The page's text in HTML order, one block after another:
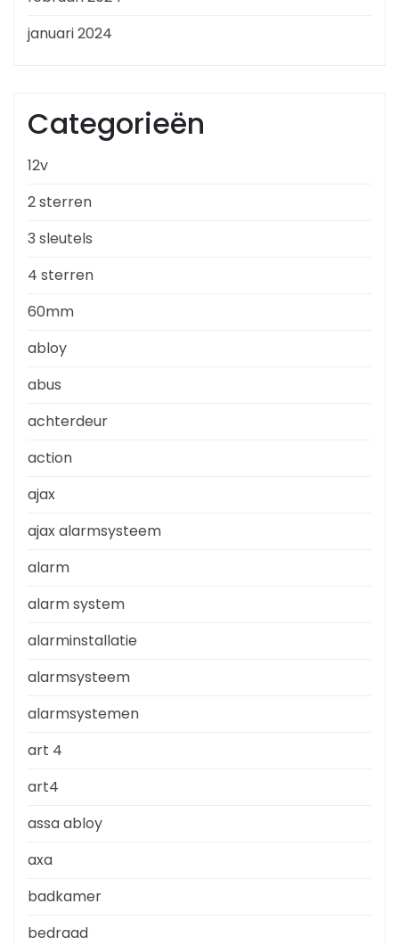
januari 2024
Categorieën
12v
2 sterren
3 sleutels
4 sterren
60mm
abloy
abus
achterdeur
action
ajax
ajax alarmsysteem
alarm
alarm system
alarminstallatie
alarmsysteem
alarmsystemen
art 4
art4
assa abloy
axa
badkamer
bedraad